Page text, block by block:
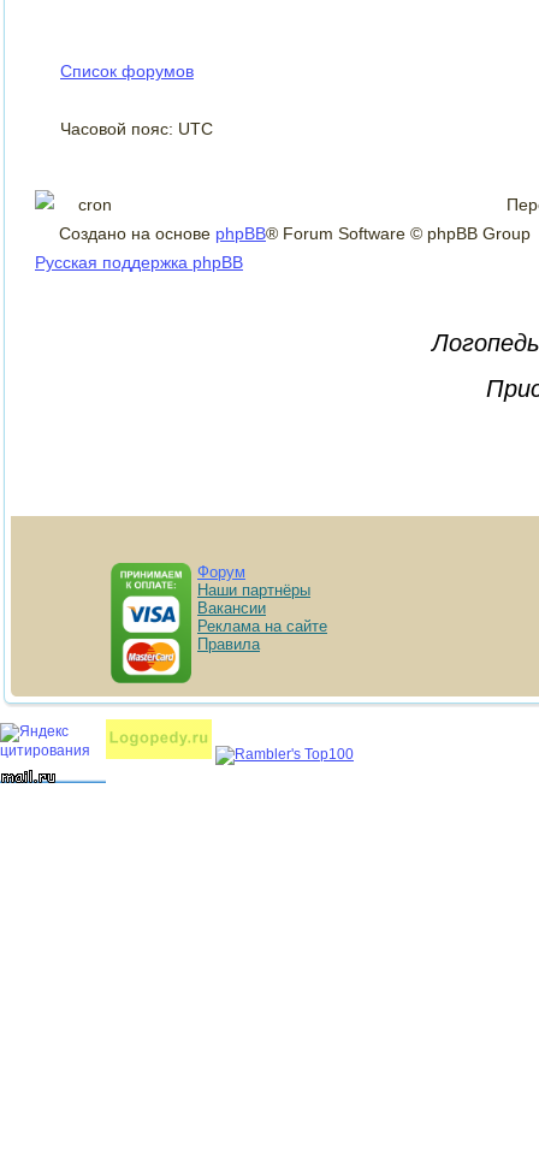
Список форумов
Часовой пояс: UTC
Создано на основе phpBB® Forum Software © phpBB Group
Русская поддержка phpBB
Форум
Наши партнёры
Вакансии
Реклама на сайте
Правила